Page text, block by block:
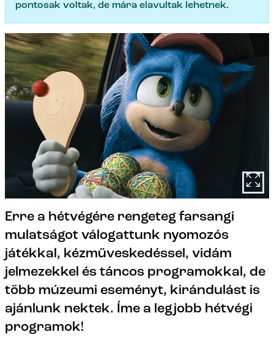
pontosak voltak, de mára elavultak lehetnek.
Erre a hétvégére rengeteg farsangi
mulatságot válogattunk nyomozós
játékkal, kézműveskedéssel, vidám
jelmezekkel és táncos programokkal, de
több múzeumi eseményt, kirándulást is
ajánlunk nektek. Íme a legjobb hétvégi
programok!